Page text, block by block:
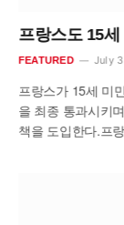
프랑스도 15
FEATURED July
프랑스가 15세 미
을 최종 통과시키
책을 도입한다.프